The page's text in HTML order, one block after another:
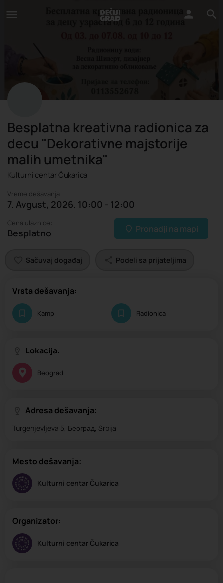
Besplatna kreativna radionica za
decu "Dekorativne majstorije
malih umetnika"
Kulturni centar Čukarica
Vreme dešavanja
7. Avgust, 2026. 10:00 - 12:00
Cena ulaznice:
Besplatno Pronadji na mapi
Sačuvaj događaj Podeli sa prijateljima
Vrsta dešavanja:
Kamp Radionica
Lokacija:
Beograd
Adresa dešavanja:
Turgenjevljeva 5, Београд, Srbija
Mesto dešavanja:
Kulturni centar Čukarica
Organizator:
Kulturni centar Čukarica